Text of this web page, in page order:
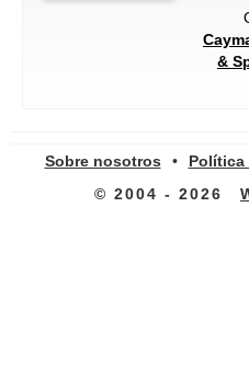
&
Sobre nosotros • Política
© 2004 - 2026